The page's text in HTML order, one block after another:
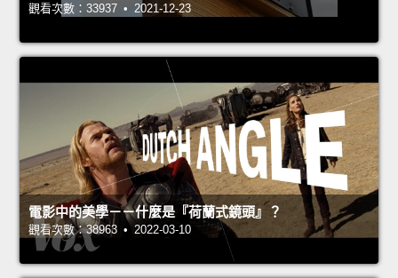
觀看次數：33937 • 2021-12-23
電影中的美學－－什麼是『荷蘭式鏡頭』？
觀看次數：38963 • 2022-03-10